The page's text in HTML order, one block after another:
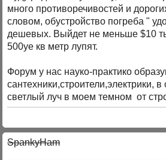
много противоречивостей и
словом, обустройство погреба "
дешевых. Выйдет не меньше $10
500уе кв метр лупят.
Форум у нас науко-практико
сантехники,строители,электрики,
светлый луч в моем темном от
SpankyHam